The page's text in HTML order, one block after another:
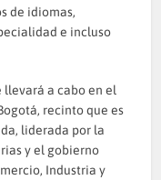
de idiomas,
e incluso
llevará a cabo en el
recinto que es
liderada por la
y el gobierno
Industria y